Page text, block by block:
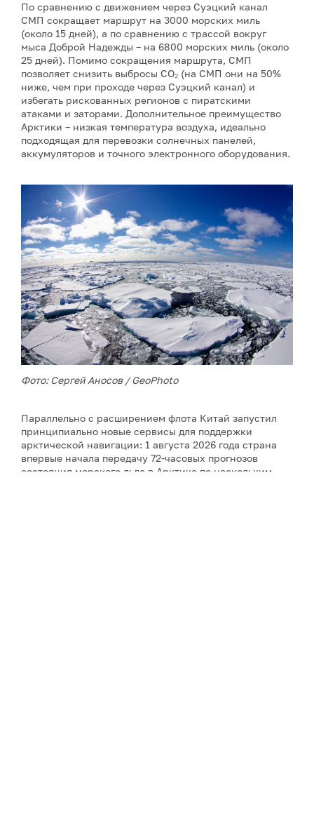
По сравнению с движением через Суэцкий канал
СМП сокращает маршрут на 3000 морских миль
(около 15 дней), а по сравнению с трассой вокруг
мыса Доброй Надежды – на 6800 морских миль (около
25 дней). Помимо сокращения маршрута, СМП
позволяет снизить выбросы CO₂ (на СМП они на 50%
ниже, чем при проходе через Суэцкий канал) и
избегать рискованных регионов с пиратскими
атаками и заторами. Дополнительное преимущество
Арктики – низкая температура воздуха, идеально
подходящая для перевозки солнечных панелей,
аккумуляторов и точного электронного оборудования.
Фото: Сергей Аносов / GeoPhoto
Параллельно с расширением флота Китай запустил
принципиально новые сервисы для поддержки
арктической навигации: 1 августа 2026 года страна
впервые начала передачу 72-часовых прогнозов
состояния морского льда в Арктике по нескольким